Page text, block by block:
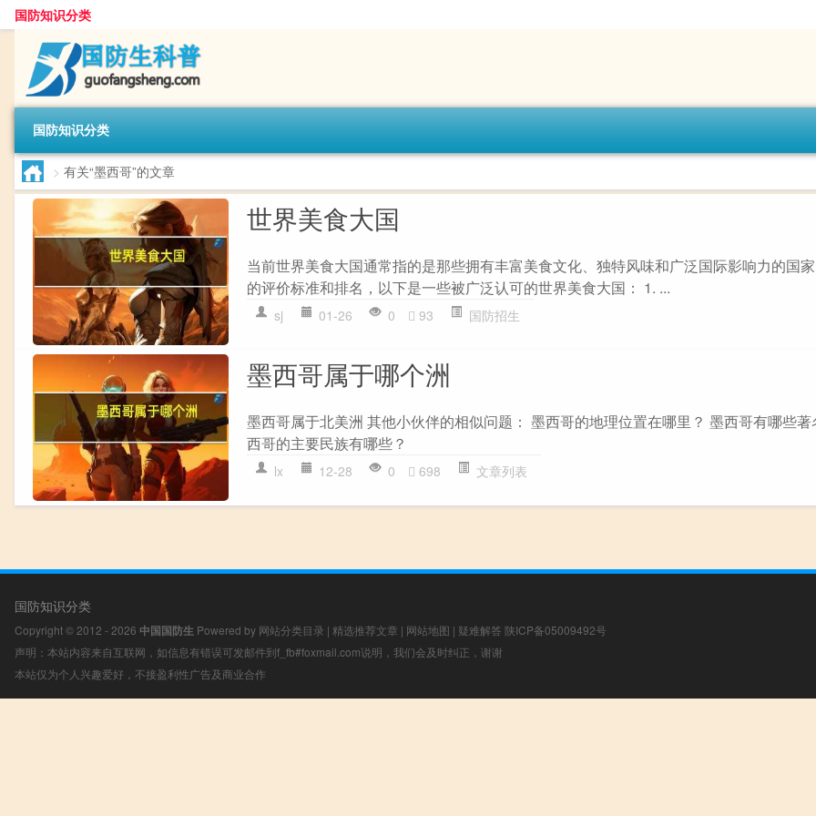
国防知识分类
国防知识分类
> 有关“墨西哥”的文章
世界美食大国
当前世界美食大国通常指的是那些拥有丰富美食文化、独特风味和广泛国际影响力的国
的评价标准和排名，以下是一些被广泛认可的世界美食大国： 1. ...
sj 01-26 0 93 国防招生
墨西哥属于哪个洲
墨西哥属于北美洲 其他小伙伴的相似问题： 墨西哥的地理位置在哪里？ 墨西哥有哪些
西哥的主要民族有哪些？
lx 12-28 0 698 文章列表
国防知识分类
Copyright © 2012 - 2026 中国国防生 Powered by 网站分类目录 | 精选推荐文章 | 网站地图 | 疑难解答 陕ICP备05009492号
声明：本站内容来自互联网，如信息有错误可发邮件到f_fb#foxmail.com说明，我们会及时纠正，谢谢
本站仅为个人兴趣爱好，不接盈利性广告及商业合作